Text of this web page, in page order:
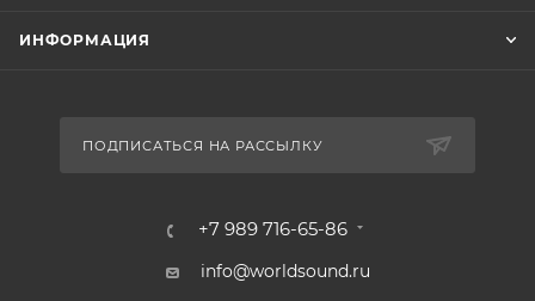
ИНФОРМАЦИЯ
ПОДПИСАТЬСЯ НА РАССЫЛКУ
+7 989 716-65-86
info@worldsound.ru